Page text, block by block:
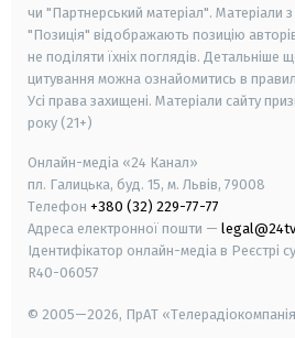
чи "Партнерський матеріал". Матеріали
"Позиція" відображають позицію
не поділяти їхніх поглядів.
цитування можна ознайомитись в
Усі права захищені. Матеріали сайту
року (21+)
Онлайн-медіа «24 Канал»
пл. Галицька, буд. 15, м. Львів, 79008
Телефон +380 (32) 229-77-77
Адреса електронної пошти —
Ідентифікатор онлайн-медіа в Реєстрі
R40-06057
© 2005—2026, ПрАТ